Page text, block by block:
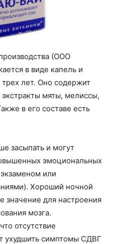
(ООО
в виде капель и
лет. Оно содержит
мяты, мелиссы,
в его составе есть
засыпать и могут
эмоциональных
или
Хороший ночной
значение для настроения
мозга.
отсутствие
ухудшить симптомы СДВГ